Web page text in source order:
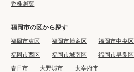
香椎照葉
福岡市の区から探す
福岡市東区 福岡市博多区 福岡市中央区
福岡市西区
福岡市城南区 福岡市早良区
春日市
大野城市 太宰府市